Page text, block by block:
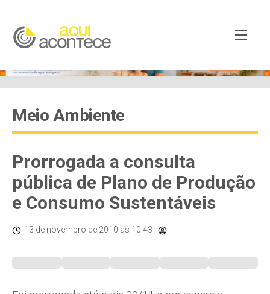
Meio Ambiente
Prorrogada a consulta
pública de Plano de Produção
e Consumo Sustentáveis
13 de novembro de 2010 às 10:43